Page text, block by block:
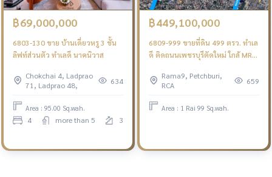
฿69,000,000
6803-130 ขาย บ้านเดี่ยวหรู 3 ชั้น
ลิฟท์ส่วนตัว ทำเลดี นาคนิวาส
Chokchai 4, Ladprao
71, Ladprao 48,
634
Area : 95.00 Sq.wah.
4 more than 5 3
฿449,100,000
6809-999 ขายที่ดิน 499 ตรว. ทำเล
ดี ติดถนนเพชรบุรีตัดใหม่ ใกล้ MRT
Rama9, Petchburi,
RCA
659
Area : 1 Rai 99 Sq.wah.